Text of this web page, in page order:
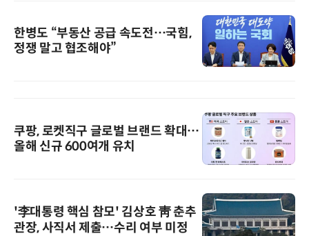
한병도 “부동산 공급 속도전…국힘,
정쟁 말고 협조해야”
쿠팡, 로켓직구 글로벌 브랜드 확대…
올해 신규 600여개 유치
'李대통령 핵심 참모' 김상호 靑 춘추
관장, 사직서 제출…수리 여부 미정